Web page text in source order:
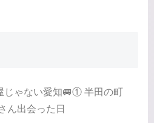
じゃない愛知🚐① 半田の町
ん出会った日